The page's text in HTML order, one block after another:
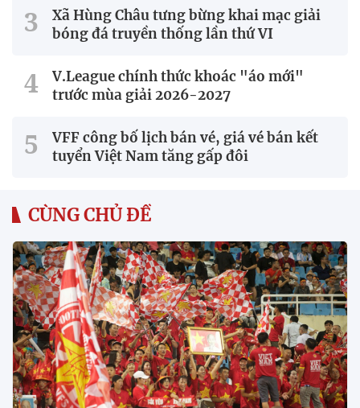
Xã Hùng Châu tưng bừng khai mạc giải
bóng đá truyền thống lần thứ VI
V.League chính thức khoác "áo mới"
trước mùa giải 2026-2027
VFF công bố lịch bán vé, giá vé bán kết
tuyển Việt Nam tăng gấp đôi
CÙNG CHỦ ĐỀ